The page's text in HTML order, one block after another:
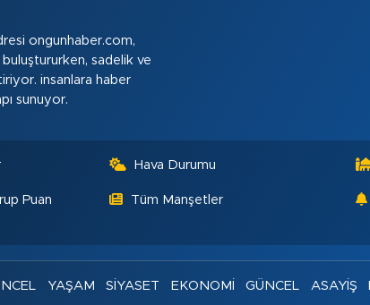
ongunhaber.com,
sadelik ve
insanlara haber
sunuyor.
Hava Durumu
Puan
Tüm Manşetler
YAŞAM SİYASET EKONOMİ GÜNCEL ASAYİŞ